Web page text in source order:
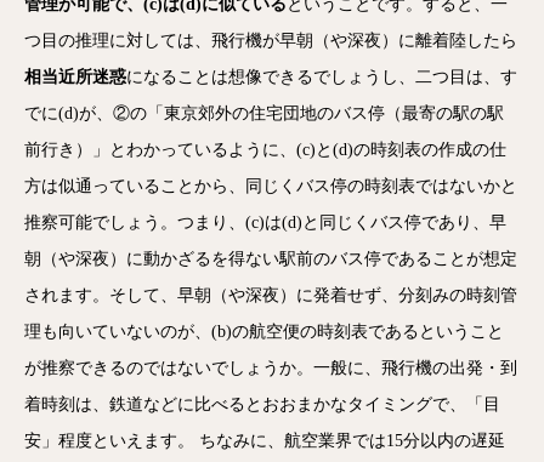
管理が可能で、(c)は(d)に似ている ということです。すると、一
つ目の推理に対しては、飛行機が早朝（や深夜）に離着陸したら
相当近所迷惑になることは想像できるでしょうし、二つ目は、す
でに(d)が、②の「東京郊外の住宅団地のバス停（最寄の駅の駅
前行き）」とわかっているように、(c)と(d)の時刻表の作成の仕
方は似通っていることから、同じくバス停の時刻表ではないかと
推察可能でしょう。つまり、(c)は(d)と同じくバス停であり、早
朝（や深夜）に動かざるを得ない駅前のバス停であることが想定
されます。そして、早朝（や深夜）に発着せず、分刻みの時刻管
理も向いていないのが、(b)の航空便の時刻表であるということ
が推察できるのではないでしょうか。一般に、飛行機の出発・到
着時刻は、鉄道などに比べるとおおまかなタイミングで、「目
安」程度といえます。 ちなみに、航空業界では15分以内の遅延